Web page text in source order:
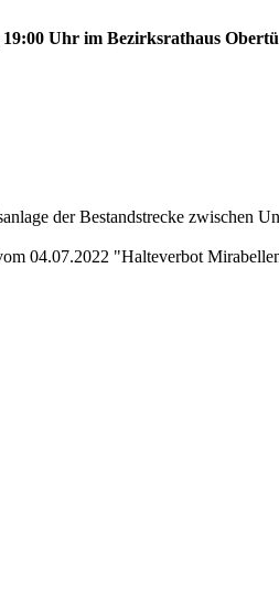
Uhr im Bezirksrathaus
der Bestandstrecke zwischen
04.07.2022 "Halteverbot